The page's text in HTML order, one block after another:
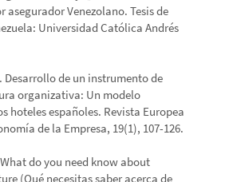
asegurador Venezolano. Tesis de
Universidad Católica Andrés
Desarrollo de un instrumento de
organizativa: Un modelo
hoteles españoles. Revista Europea
de la Empresa, 19(1), 107-126.
do you need know about
(Qué necesitas saber acerca de